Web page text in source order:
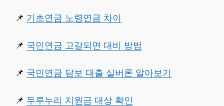
📌 기초연금 노령연금 차이
📌 국민연금 고갈되면 대비 방법
📌 국민연금 담보 대출 실버론 알아보기
📌 두루누리 지원금 대상 확인